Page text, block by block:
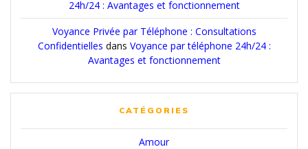
24h/24 : Avantages et fonctionnement
Voyance Privée par Téléphone : Consultations
Confidentielles dans Voyance par téléphone 24h/24 :
Avantages et fonctionnement
CATÉGORIES
Amour